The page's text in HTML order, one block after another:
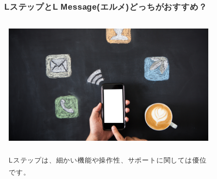
LステップとL Message(エルメ)どっちがおすすめ？
Lステップは、細かい機能や操作性、サポートに関しては優位
です。